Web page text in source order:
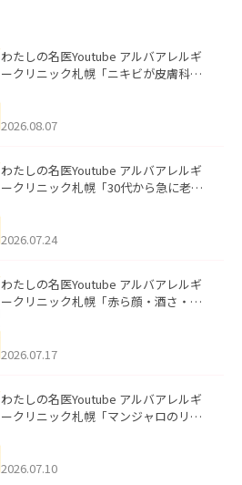
わたしの名医Youtube アルバアレルギ
ークリニック札幌「ニキビが皮膚科で
ました。
2026.08.07
わたしの名医Youtube アルバアレルギ
ークリニック札幌「30代から急に老け
た。
2026.07.24
わたしの名医Youtube アルバアレルギ
ークリニック札幌「赤ら顔・酒さ・ニ
した。
2026.07.17
わたしの名医Youtube アルバアレルギ
ークリニック札幌「マンジャロのリア
た。
2026.07.10